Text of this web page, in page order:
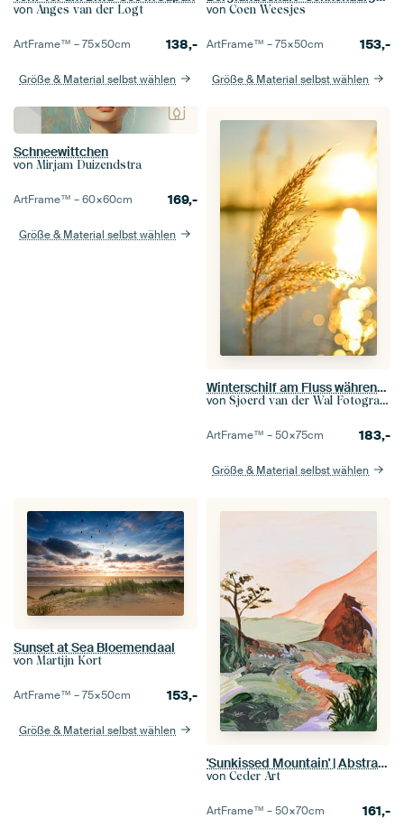
von Anges van der Logt
ArtFrame™ –75×50cm 138,-
Größe & Material selbst wählen
von Coen Weesjes
ArtFrame™ –75×50cm 153,-
Größe & Material selbst wählen
Schneewittchen
von Mirjam Duizendstra
ArtFrame™ –60×60cm 169,-
Größe & Material selbst wählen
Winterschilf am Fluss während des Sonnenuntergangs mit der Lichtreflexion im Wasser.
von Sjoerd van der Wal Fotografie
ArtFrame™ –50×75cm 183,-
Größe & Material selbst wählen
Sunset at Sea Bloemendaal
von Martijn Kort
ArtFrame™ –75×50cm 153,-
Größe & Material selbst wählen
'Sunkissed Mountain' | Abstrakte Landschaft
von Ceder Art
ArtFrame™ –50×70cm 161,-